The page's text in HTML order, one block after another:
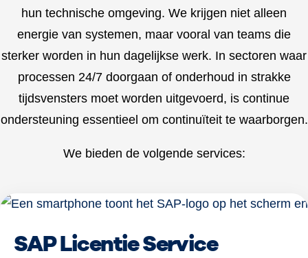
hun technische omgeving. We krijgen niet alleen
energie van systemen, maar vooral van teams die
sterker worden in hun dagelijkse werk. In sectoren waar
processen 24/7 doorgaan of onderhoud in strakke
tijdsvensters moet worden uitgevoerd, is continue
ondersteuning essentieel om continuïteit te waarborgen.
We bieden de volgende services:
SAP Licentie Service